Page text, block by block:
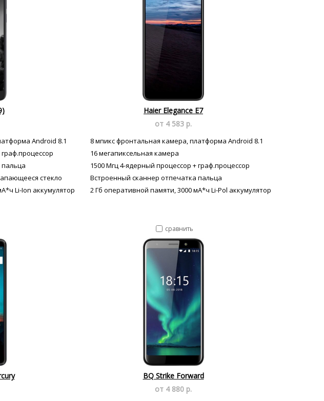
Android 8.1
стекло
Li-Ion аккумулятор
Haier Elegance E7
от 4 583 р.
8 мпикс фронтальная камера, платформа Android 8.1
16 мегапиксельная камера
1500 Мгц 4-ядерный процессор + граф.процессор
Встроенный сканнер отпечатка пальца
2 Гб оперативной памяти, 3000 мА*ч Li-Pol аккумулятор
сравнить
BQ Strike Forward
от 4 880 р.